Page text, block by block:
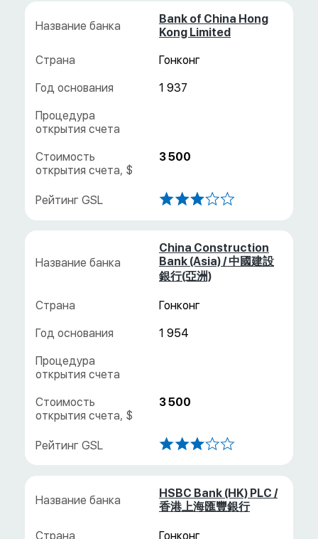
Bank of China Hong
Kong Limited
Гонконг
1 937
3 500
China Construction
Bank (Asia) / 中國建設
銀行(亞洲)
Гонконг
1 954
3 500
HSBC Bank (HK) PLC /
香港上海匯豐銀行
Гонконг